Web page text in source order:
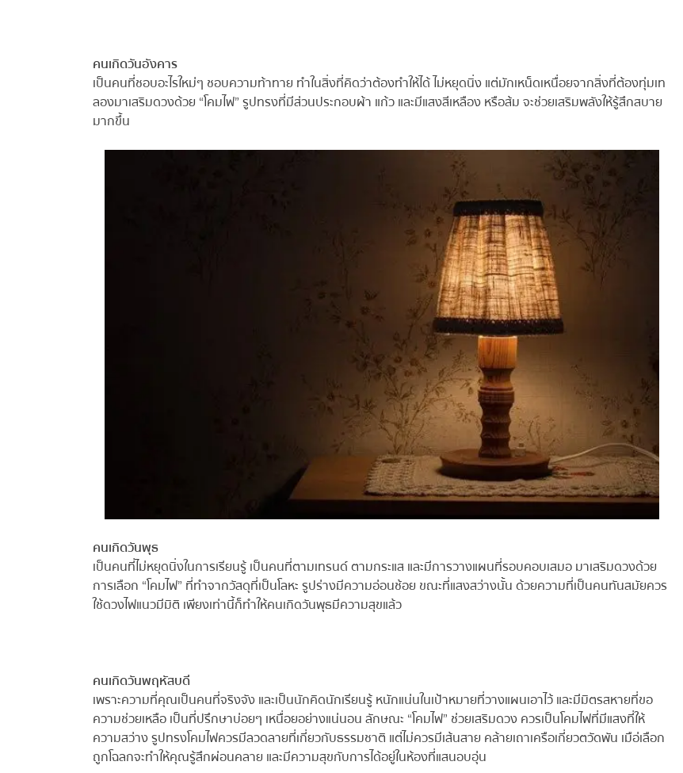
คนเกิดวันอังคาร
เป็นคนที่ชอบอะไรใหม่ๆ ชอบความท้าทาย ทำในสิ่งที่คิดว่าต้องทำให้ได้ ไม่หยุดนิ่ง แต่มักเหน็ดเหนื่อยจากสิ่งที่ต้องทุ่มเท
ลองมาเสริมดวงด้วย “โคมไฟ” รูปทรงที่มีส่วนประกอบผ้า แก้ว และมีแสงสีเหลือง หรือส้ม จะช่วยเสริมพลังให้รู้สึกสบาย
มากขึ้น
คนเกิดวันพุธ
เป็นคนที่ไม่หยุดนิ่งในการเรียนรู้ เป็นคนที่ตามเทรนด์ ตามกระแส และมีการวางแผนที่รอบคอบเสมอ มาเสริมดวงด้วย
การเลือก “โคมไฟ” ที่ทำจากวัสดุที่เป็นโลหะ รูปร่างมีความอ่อนช้อย ขณะที่แสงสว่างนั้น ด้วยความที่เป็นคนทันสมัยควร
ใช้ดวงไฟแนวมีมิติ เพียงเท่านี้ก็ทำให้คนเกิดวันพุธมีความสุขแล้ว
คนเกิดวันพฤหัสบดี
เพราะความที่คุณเป็นคนที่จริงจัง และเป็นนักคิดนักเรียนรู้ หนักแน่นในเป้าหมายที่วางแผนเอาไว้ และมีมิตรสหายที่ขอ
ความช่วยเหลือ เป็นที่ปรึกษาบ่อยๆ เหนื่อยอย่างแน่นอน ลักษณะ “โคมไฟ” ช่วยเสริมดวง ควรเป็นโคมไฟที่มีแสงที่ให้
ความสว่าง รูปทรงโคมไฟควรมีลวดลายที่เกี่ยวกับธรรมชาติ แต่ไม่ควรมีเส้นสาย คล้ายเถาเครือเกี่ยวตวัดพัน เมือ่เลือก
ถูกโฉลกจะทำให้คุณรู้สึกผ่อนคลาย และมีความสุขกับการได้อยู่ในห้องที่แสนอบอุ่น